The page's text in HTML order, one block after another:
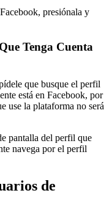
presiónala y
Tenga Cuenta
que busque el perfil
está en Facebook, por
use la plataforma no será
pantalla del perfil que
navega por el perfil
de